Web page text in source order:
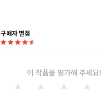
구매자 별점
이 작품을 평가해 주세요!